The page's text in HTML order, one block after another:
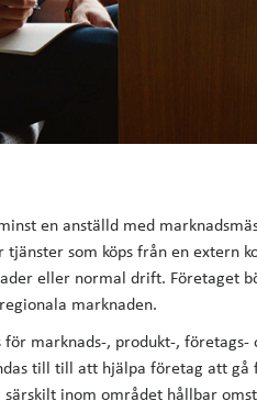
en anställd med
tjänster som köps från en extern
eller normal drift. Företaget
marknaden.
för marknads-, produkt-,
till till att hjälpa företag att
inom området hållbar